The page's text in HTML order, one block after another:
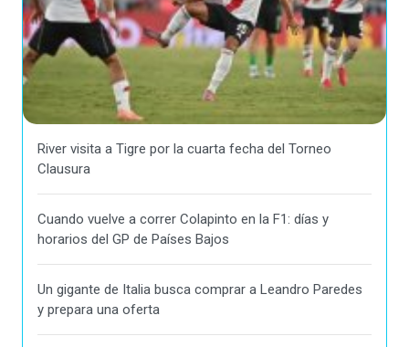
River visita a Tigre por la cuarta fecha del Torneo
Clausura
Cuando vuelve a correr Colapinto en la F1: días y
horarios del GP de Países Bajos
Un gigante de Italia busca comprar a Leandro Paredes
y prepara una oferta